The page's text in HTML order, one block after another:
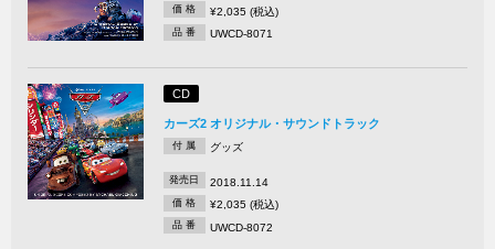
価 格 ¥2,035 (税込)
品 番 UWCD-8071
CD
カーズ2 オリジナル・サウンドトラック
付 属 グッズ
発売日 2018.11.14
価 格 ¥2,035 (税込)
品 番 UWCD-8072